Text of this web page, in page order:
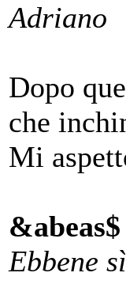
Adriano
Dopo
che
Mi
&abeas$
Ebbene